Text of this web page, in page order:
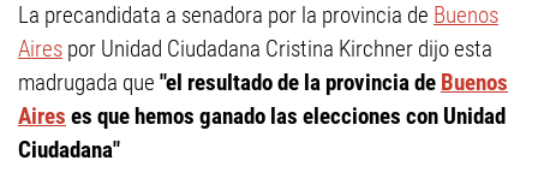
La precandidata a senadora por la provincia de Buenos
Aires por Unidad Ciudadana Cristina Kirchner dijo esta
madrugada que "el resultado de la provincia de Buenos
Aires es que hemos ganado las elecciones con Unidad
Ciudadana"